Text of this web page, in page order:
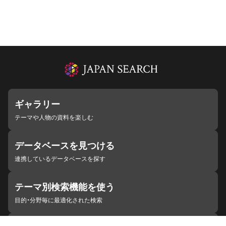
ギャラリー
テーマや人物の資料を楽しむ
データベースを見つける
連携しているデータベースを探す
テーマ別検索機能を使う
目的・分野毎に最適化された検索